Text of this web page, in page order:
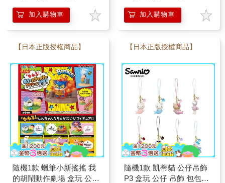
加入購物車 加入購物車
【日本正版授權商品】
隨機1款 蠟筆小新搖搖 我
的胡鬧動作劇場 盒玩 公仔
【日本正版授權商品】
隨機1款 凱蒂貓 公仔吊飾
P3 盒玩 公仔 吊飾 包包吊